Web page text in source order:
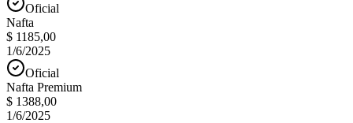
Oficial
Nafta
$ 1185,00
1/6/2025
Oficial
Nafta Premium
$ 1388,00
1/6/2025